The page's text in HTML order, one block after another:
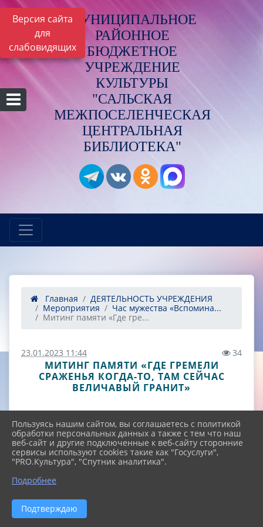
Версия сайта
для
слабовидящих
МУНИЦИПАЛЬНОЕ
РАЙОННОЕ
БЮДЖЕТНОЕ
УЧРЕЖДЕНИЕ
КУЛЬТУРЫ
"САЛЬСКАЯ
МЕЖПОСЕЛЕНЧЕСКАЯ
ЦЕНТРАЛЬНАЯ
БИБЛИОТЕКА"
Главная
ДЕЯТЕЛЬНОСТЬ УЧРЕЖДЕНИЯ
Мероприятия
Час мужества «Вспомина...
Митинг памяти «Где гре...
23.01.2023 11:44 34
МИТИНГ ПАМЯТИ «ГДЕ ГРЕМЕЛИ
СРАЖЕНЬЯ КОГДА-ТО, ТАМ СЕЙЧАС
ВЕЛИЧАВЫЙ ГРАНИТ»
Пользуясь нашим сайтом, вы соглашаетесь с политикой
обработки персональных данных а также с тем что наш
веб-сайт и другие подключенные к веб-сайту сторонние
сервисы используют cookies такие как "Госуслуги",
"PRO.Культура", "Спутник аналитика".
Подробнее
Подтверждаю